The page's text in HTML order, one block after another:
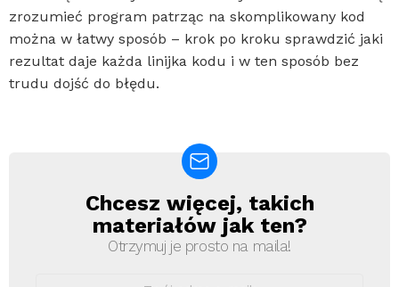
zrozumieć program patrząc na skomplikowany kod
można w łatwy sposób – krok po kroku sprawdzić jaki
rezultat daje każda linijka kodu i w ten sposób bez
trudu dojść do błędu.
NewsletterChcesz więcej, takich
materiałów jak ten?
Otrzymuj je prosto na maila!